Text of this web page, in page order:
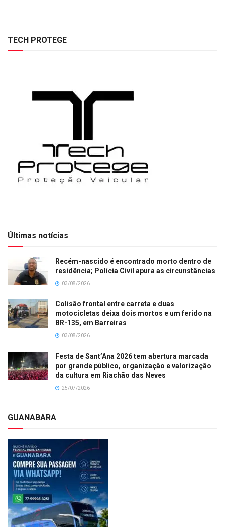
TECH PROTEGE
Últimas notícias
Recém-nascido é encontrado morto dentro de
residência; Polícia Civil apura as circunstâncias
03/08/2026
Colisão frontal entre carreta e duas
motocicletas deixa dois mortos e um ferido na
BR-135, em Barreiras
03/08/2026
Festa de Sant’Ana 2026 tem abertura marcada
por grande público, organização e valorização
da cultura em Riachão das Neves
25/07/2026
GUANABARA